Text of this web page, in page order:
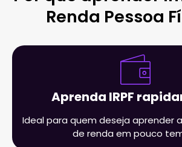
Renda Pessoa
Aprenda IRPF
Ideal para quem deseja aprender
de renda em pouco